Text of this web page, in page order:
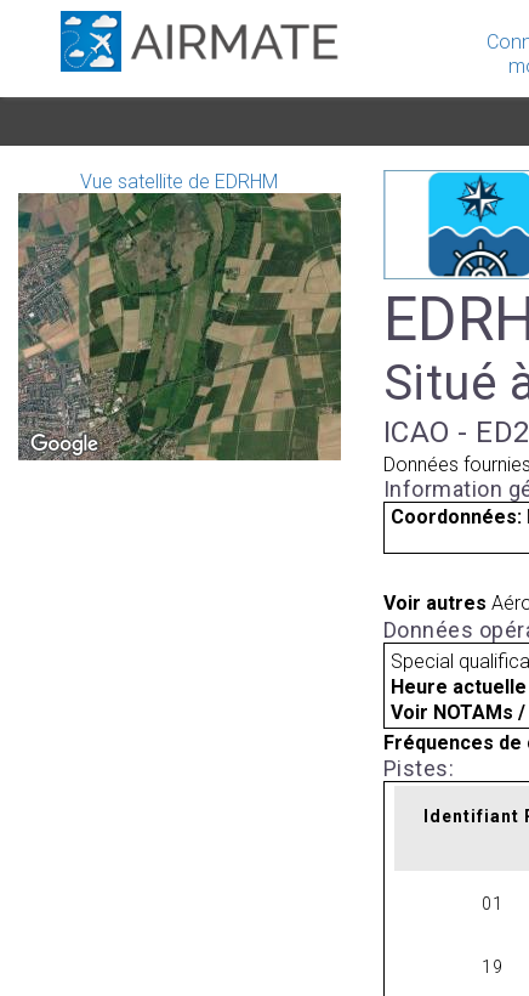
Vue satellite de EDRHM
Situé
ICAO -
Données
Information
Coordonnées:
Voir autres
Données
Special
Heure actuelle
Voir NOTAMs
Fréquences de
Pistes:
Identifiant
01
19